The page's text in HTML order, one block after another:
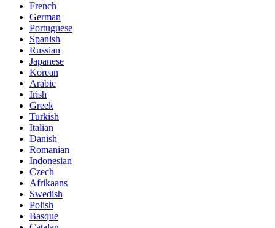
French
German
Portuguese
Spanish
Russian
Japanese
Korean
Arabic
Irish
Greek
Turkish
Italian
Danish
Romanian
Indonesian
Czech
Afrikaans
Swedish
Polish
Basque